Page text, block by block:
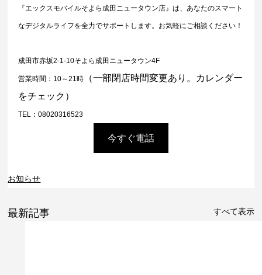
『エックスモバイルそよら成田ニュータウン店』は、あなたのスマート
なデジタルライフを全力でサポートします。お気軽にご相談ください！
成田市赤坂2-1-10そよら成田ニュータウン4F
営業時間：10～21時
（一部閉店時間変更あり。カレンダー
をチェック）
TEL：08020316523
今すぐ電話
お知らせ
最新記事 すべて表示